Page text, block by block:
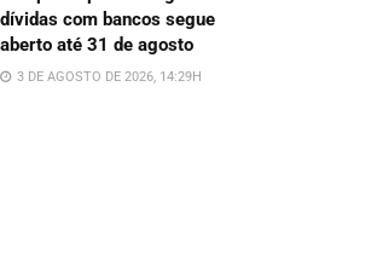
dívidas com bancos segue
aberto até 31 de agosto
3 DE AGOSTO DE 2026, 14:29H